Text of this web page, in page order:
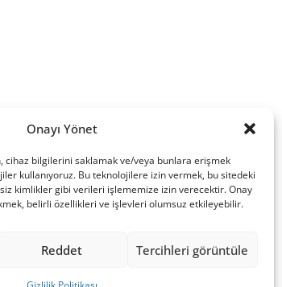
Onayı Yönet
cihaz bilgilerini saklamak ve/veya bunlara erişmek
kullanıyoruz. Bu teknolojilere izin vermek, bu sitedeki
kimlikler gibi verileri işlememize izin verecektir. Onay
belirli özellikleri ve işlevleri olumsuz etkileyebilir.
Reddet Tercihleri görüntüle